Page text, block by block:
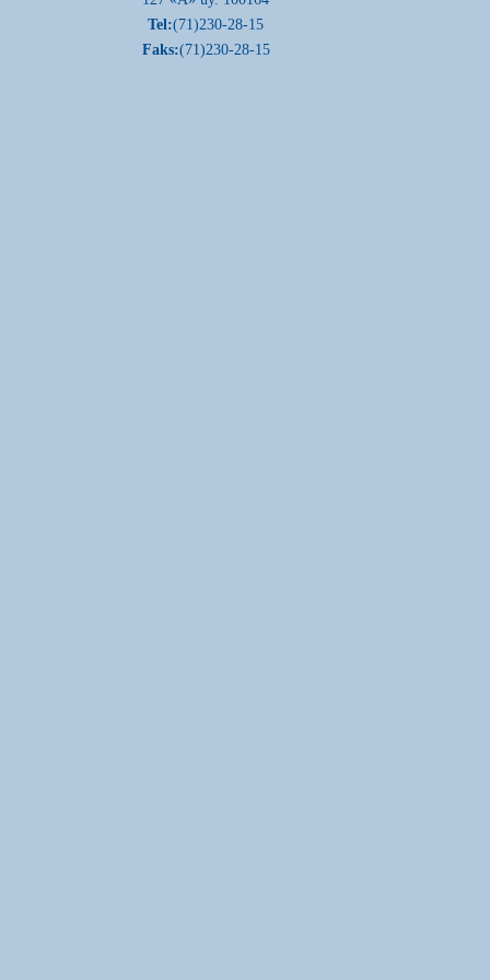
Tel:(71)230-28-15
Faks:(71)230-28-15